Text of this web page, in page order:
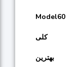
Model60
کلی
بهترین